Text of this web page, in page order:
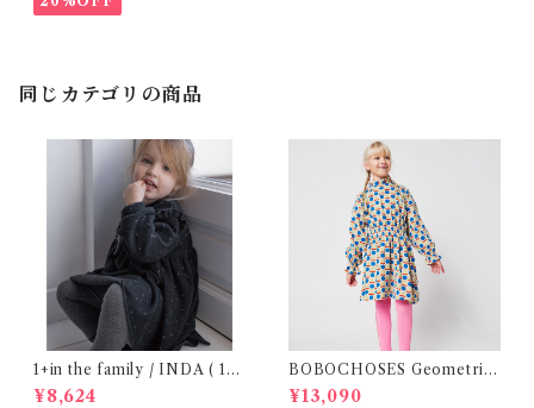
同じカテゴリの商品
1+in the family / INDA ( 12-
48m )
¥8,624
BOBOCHOSES Geometric
Scacs all over dress / 4-8Y
¥13,090